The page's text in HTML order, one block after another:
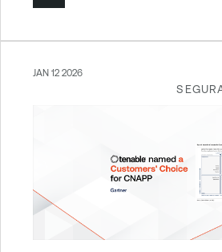
JAN 12 2026